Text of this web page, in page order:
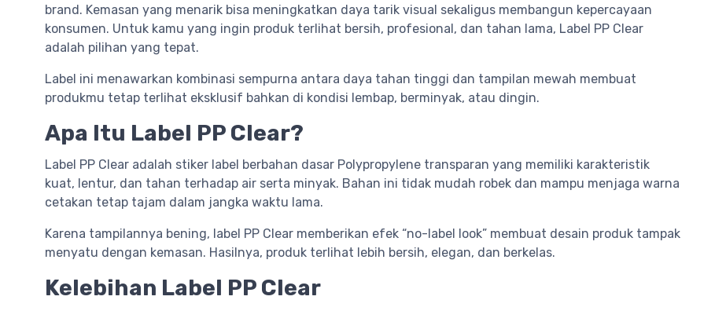
brand. Kemasan yang menarik bisa meningkatkan daya tarik visual sekaligus membangun kepercayaan
konsumen. Untuk kamu yang ingin produk terlihat bersih, profesional, dan tahan lama, Label PP Clear
adalah pilihan yang tepat.
Label ini menawarkan kombinasi sempurna antara daya tahan tinggi dan tampilan mewah membuat
produkmu tetap terlihat eksklusif bahkan di kondisi lembap, berminyak, atau dingin.
Apa Itu Label PP Clear?
Label PP Clear adalah stiker label berbahan dasar Polypropylene transparan yang memiliki karakteristik
kuat, lentur, dan tahan terhadap air serta minyak. Bahan ini tidak mudah robek dan mampu menjaga warna
cetakan tetap tajam dalam jangka waktu lama.
Karena tampilannya bening, label PP Clear memberikan efek “no-label look” membuat desain produk tampak
menyatu dengan kemasan. Hasilnya, produk terlihat lebih bersih, elegan, dan berkelas.
Kelebihan Label PP Clear